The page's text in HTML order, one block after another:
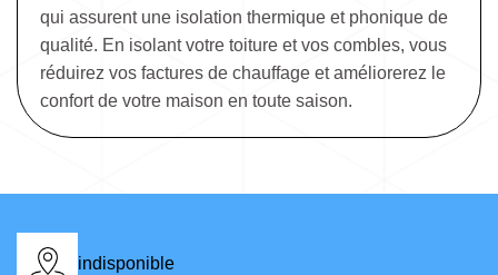
qui assurent une isolation thermique et phonique de
qualité. En isolant votre toiture et vos combles, vous
réduirez vos factures de chauffage et améliorerez le
confort de votre maison en toute saison.
indisponible